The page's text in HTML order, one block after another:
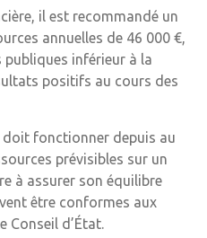
il est recommandé un
annuelles de 46 000 €,
inférieur à la
positifs au cours des
fonctionner depuis au
prévisibles sur un
à assurer son équilibre
être conformes aux
Conseil d’État.